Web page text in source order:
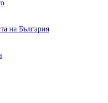
на България